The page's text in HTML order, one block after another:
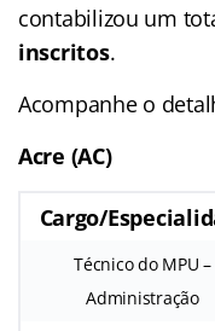
contabilizou um
inscritos.
Acompanhe o
Acre (AC)
Cargo/
Técnico do MPU –
Administração